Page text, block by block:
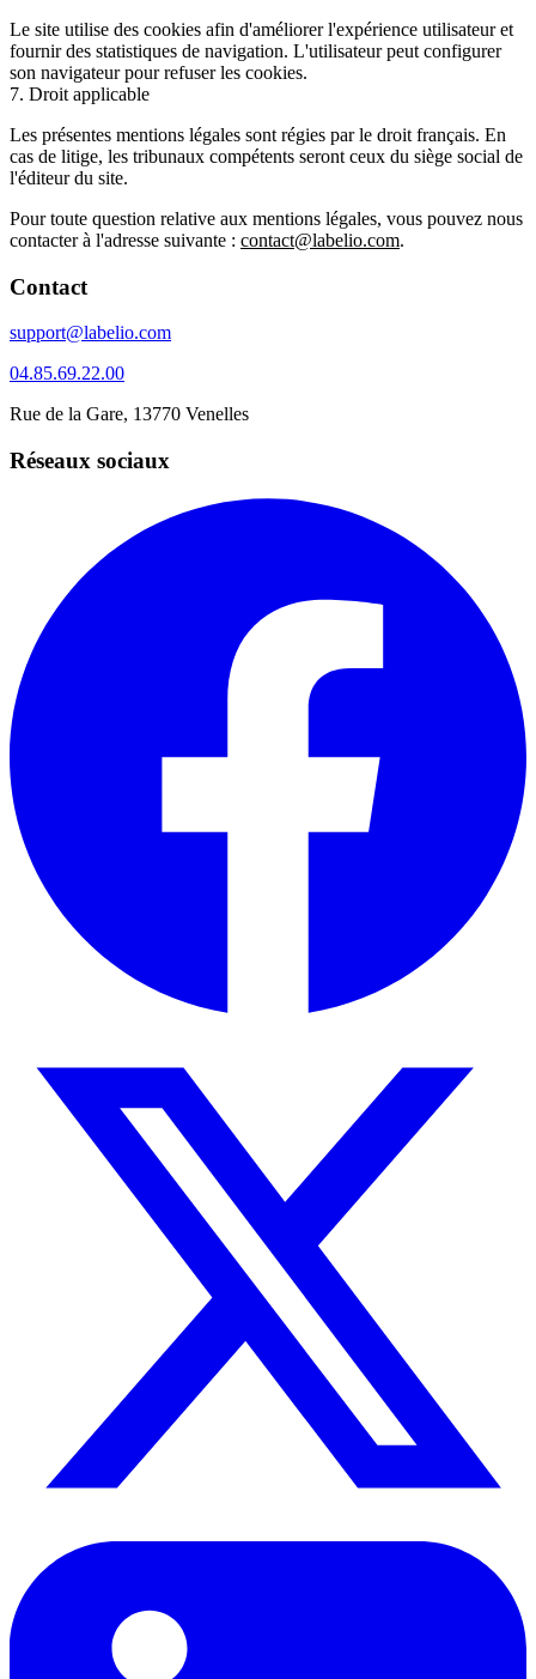
Le site utilise des cookies afin d'améliorer l'expérience utilisateur et
fournir des statistiques de navigation. L'utilisateur peut configurer
son navigateur pour refuser les cookies.
7. Droit applicable
Les présentes mentions légales sont régies par le droit français. En
cas de litige, les tribunaux compétents seront ceux du siège social de
l'éditeur du site.
Pour toute question relative aux mentions légales, vous pouvez nous
contacter à l'adresse suivante : contact@labelio.com.
Contact
support@labelio.com
04.85.69.22.00
Rue de la Gare, 13770 Venelles
Réseaux sociaux